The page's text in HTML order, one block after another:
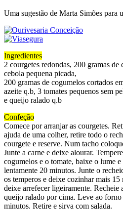
Uma sugestão de Marta Simões para
Ingredientes
2 courgetes redondas, 200 gramas de
cebola pequena picada,
200 gramas de cogumelos cortados
azeite q.b, 3 tomates pequenos sem
e queijo ralado q.b
Confeção
Comece por arranjar as courgetes.
ajuda de uma colher, retire todo o
courgete e reserve. Num tacho
Junte a carne e deixe alourar.
cogumelos e o tomate, baixe o lume
lentamente 20 minutos. Junte o
os temperos e deixe cozinhar mais
deixe arrefecer ligeiramente. Recheie
queijo ralado por cima. Leve ao
minutos. Retire e sirva com salada.